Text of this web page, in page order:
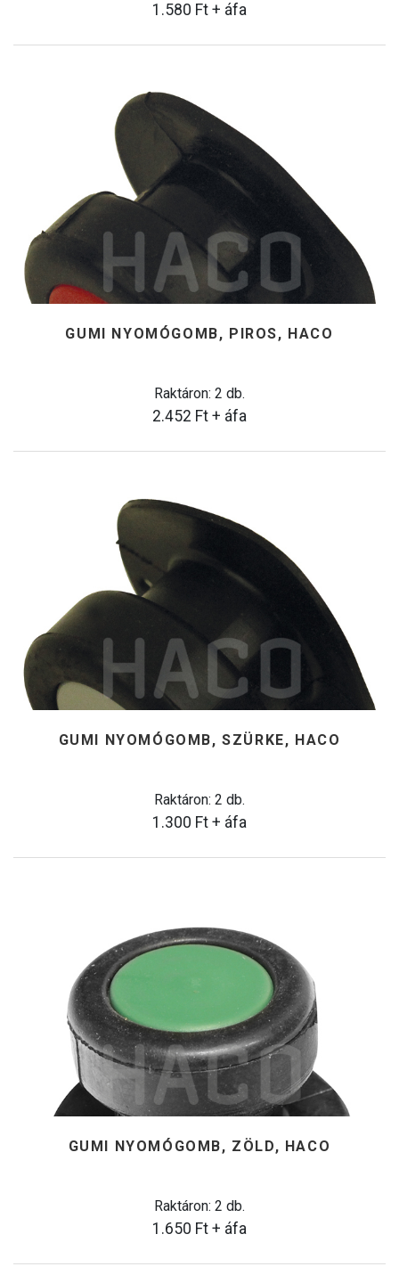
1.580 Ft + áfa
GUMI NYOMÓGOMB, PIROS, HACO
Raktáron: 2 db.
2.452 Ft + áfa
GUMI NYOMÓGOMB, SZÜRKE, HACO
Raktáron: 2 db.
1.300 Ft + áfa
GUMI NYOMÓGOMB, ZÖLD, HACO
Raktáron: 2 db.
1.650 Ft + áfa